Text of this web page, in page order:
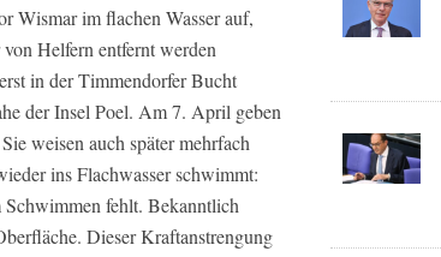
Wismar im flachen Wasser auf,
Helfern entfernt werden
in der Timmendorfer Bucht
der Insel Poel. Am 7. April geben
weisen auch später mehrfach
ins Flachwasser schwimmt:
fehlt. Bekanntlich
Dieser Kraftanstrengung